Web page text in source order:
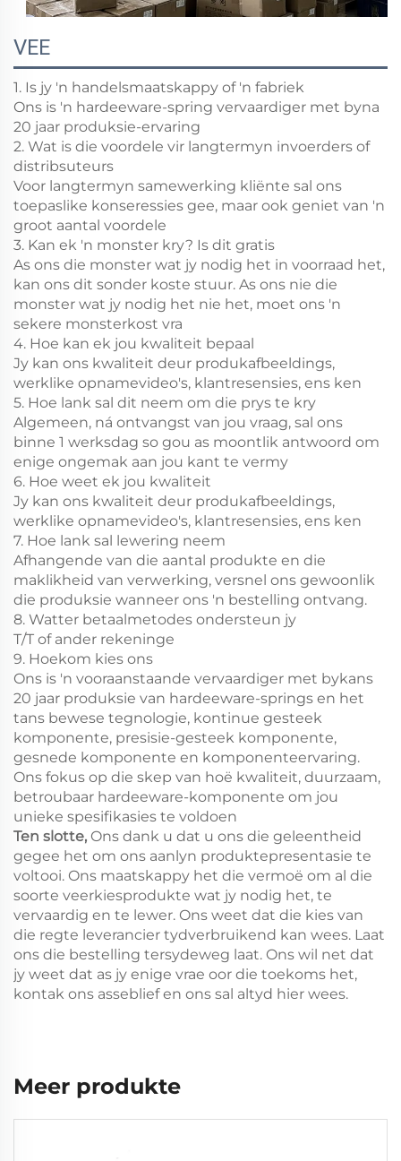
VEE
1. Is jy 'n handelsmaatskappy of 'n fabriek
Ons is 'n hardeeware-spring vervaardiger met byna
20 jaar produksie-ervaring
2. Wat is die voordele vir langtermyn invoerders of
distribsuteurs
Voor langtermyn samewerking kliënte sal ons
toepaslike konseressies gee, maar ook geniet van 'n
groot aantal voordele
3. Kan ek 'n monster kry? Is dit gratis
As ons die monster wat jy nodig het in voorraad het,
kan ons dit sonder koste stuur. As ons nie die
monster wat jy nodig het nie het, moet ons 'n
sekere monsterkost vra
4. Hoe kan ek jou kwaliteit bepaal
Jy kan ons kwaliteit deur produkafbeeldings,
werklike opnamevideo's, klantresensies, ens ken
5. Hoe lank sal dit neem om die prys te kry
Algemeen, ná ontvangst van jou vraag, sal ons
binne 1 werksdag so gou as moontlik antwoord om
enige ongemak aan jou kant te vermy
6. Hoe weet ek jou kwaliteit
Jy kan ons kwaliteit deur produkafbeeldings,
werklike opnamevideo's, klantresensies, ens ken
7. Hoe lank sal lewering neem
Afhangende van die aantal produkte en die
maklikheid van verwerking, versnel ons gewoonlik
die produksie wanneer ons 'n bestelling ontvang.
8. Watter betaalmetodes ondersteun jy
T/T of ander rekeninge
9. Hoekom kies ons
Ons is 'n vooraanstaande vervaardiger met bykans
20 jaar produksie van hardeeware-springs en het
tans bewese tegnologie, kontinue gesteek
komponente, presisie-gesteek komponente,
gesnede komponente en komponenteervaring.
Ons fokus op die skep van hoë kwaliteit, duurzaam,
betroubaar hardeeware-komponente om jou
unieke spesifikasies te voldoen
Ten slotte, Ons dank u dat u ons die geleentheid
gegee het om ons aanlyn produktepresentasie te
voltooi. Ons maatskappy het die vermoë om al die
soorte veerkiesprodukte wat jy nodig het, te
vervaardig en te lewer. Ons weet dat die kies van
die regte leverancier tydverbruikend kan wees. Laat
ons die bestelling tersydeweg laat. Ons wil net dat
jy weet dat as jy enige vrae oor die toekoms het,
kontak ons asseblief en ons sal altyd hier wees.
Meer produkte